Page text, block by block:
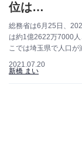
位は…
総務省は6月25日、
は約1億2622万7000
こでは埼玉県で人口が
2021.07.20
新橋 まい